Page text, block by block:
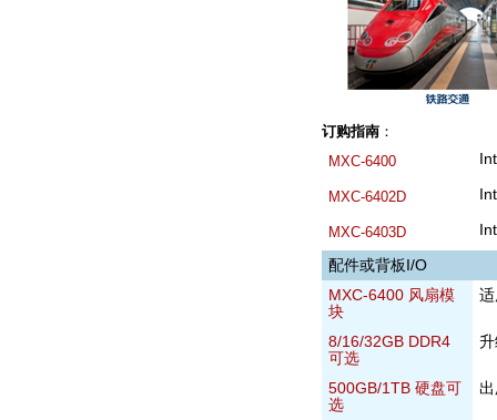
订购指南 ：
MXC-6400
MXC-6402D
MXC-6403D
配件或背板I/O
MXC-6400 风扇模
块
8/16/32GB DDR4
可选
500GB/1TB 硬盘可
选